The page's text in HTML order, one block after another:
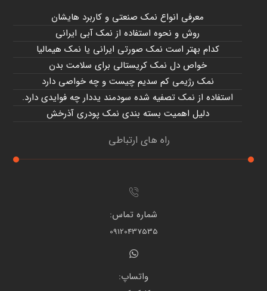
معرفی انواع نمک صنعتی و کاربرد هایشان
روش و نحوه استفاده از نمک آبی ایرانی
کدام بهتر است نمک صورتی ایرانی یا نمک هیمالیا
خواص دل نمک کریستالی برای سلامت بدن
نمک رژیمی کم سدیم چیست و چه خواصی دارد
استفاده از نمک تصفیه شده سودمند یددار چه فوایدی دارد.
دلیل اهمیت بسته بندی نمک پودری آذرخش
راه های ارتباطی
شماره تماس:
09120437535
واتساپ: